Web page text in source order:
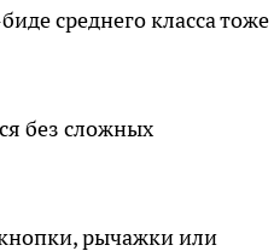
среднего класса тоже
без сложных
рычажки или